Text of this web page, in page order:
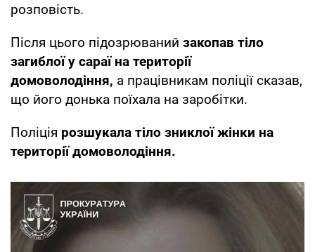
розповість.
Після цього підозрюваний закопав тіло
загиблої у сараї на території
домоволодіння, а працівникам поліції сказав,
що його донька поїхала на заробітки.
Поліція розшукала тіло зниклої жінки на
території домоволодіння.